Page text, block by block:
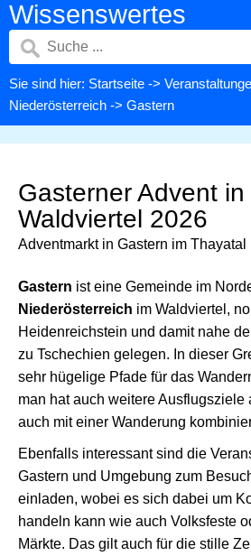
Wissenswertes
Sie sind hier: Startseite ->
Niederösterreich -> Gastern
Gasterner Advent
Waldviertel 2026
Adventmarkt in Gastern im Thayatal
Gastern ist eine Gemeinde im
Niederösterreich im Waldviertel,
Heidenreichstein und damit nahe
zu Tschechien gelegen. In dieser
sehr hügelige Pfade für das
man hat auch weitere Ausflugsziele
auch mit einer Wanderung
Ebenfalls interessant sind die
Gastern und Umgebung zum
einladen, wobei es sich dabei um
handeln kann wie auch Volksfeste
Märkte. Das gilt auch für die stille